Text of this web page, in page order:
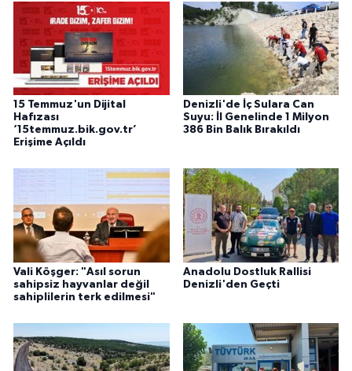
15 Temmuz'un Dijital
Hafızası
‘15temmuz.bik.gov.tr’
Erişime Açıldı
Denizli'de İç Sulara Can
Suyu: İl Genelinde 1 Milyon
386 Bin Balık Bırakıldı
Vali Köşger: "Asıl sorun
sahipsiz hayvanlar değil
sahiplilerin terk edilmesi"
Anadolu Dostluk Rallisi
Denizli'den Geçti